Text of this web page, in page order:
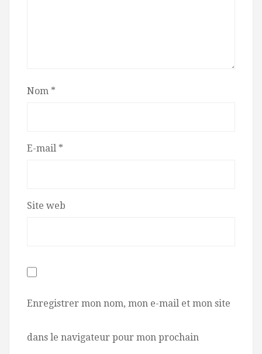
Nom *
E-mail *
Site web
Enregistrer mon nom, mon e-mail et mon site
dans le navigateur pour mon prochain